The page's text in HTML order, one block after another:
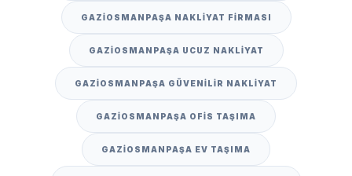
GAZIOSMANPAŞA NAKLIYAT FIRMASI
GAZIOSMANPAŞA UCUZ NAKLIYAT
GAZIOSMANPAŞA GÜVENILIR NAKLIYAT
GAZIOSMANPAŞA OFIS TAŞIMA
GAZIOSMANPAŞA EV TAŞIMA